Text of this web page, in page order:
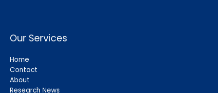
Our Services
Home
Contact
About
Research News